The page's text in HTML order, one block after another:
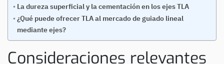
La dureza superficial y la cementación en los ejes TLA
¿Qué puede ofrecer TLA al mercado de guiado lineal
mediante ejes?
Consideraciones relevantes